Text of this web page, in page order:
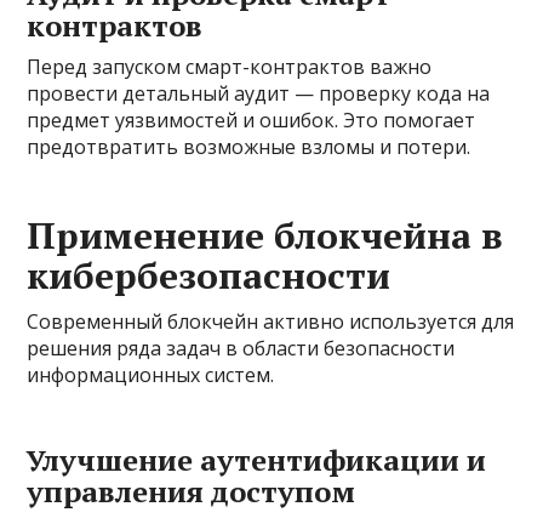
контрактов
Перед запуском смарт-контрактов важно
провести детальный аудит — проверку кода на
предмет уязвимостей и ошибок. Это помогает
предотвратить возможные взломы и потери.
Применение блокчейна в
кибербезопасности
Современный блокчейн активно используется для
решения ряда задач в области безопасности
информационных систем.
Улучшение аутентификации и
управления доступом